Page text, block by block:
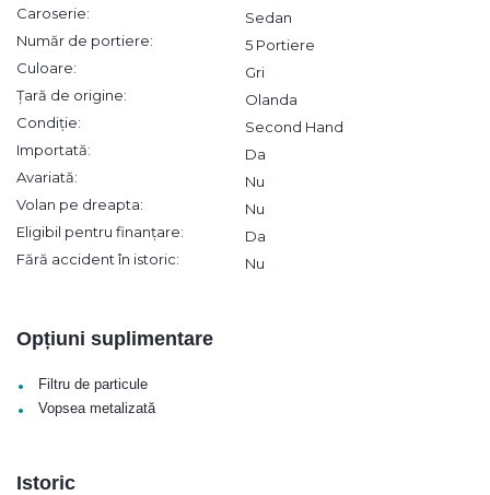
Caroserie:
Sedan
Număr de portiere:
5 Portiere
Culoare:
Gri
Țară de origine:
Olanda
Condiție:
Second Hand
Importată:
Da
Avariată:
Nu
Volan pe dreapta:
Nu
Eligibil pentru finanțare:
Da
Fără accident în istoric:
Nu
Opțiuni suplimentare
• Filtru de particule
• Vopsea metalizată
Istoric